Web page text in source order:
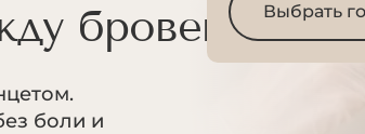
Выбрать
бровей
боли и